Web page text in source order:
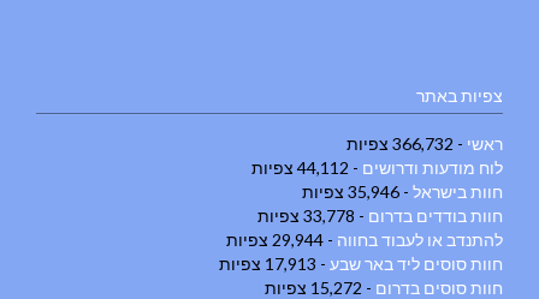
צפיות באתר
ראשי - 366,732 צפיות
לוח מודעות ודרושים - 44,112 צפיות
חוות בישראל - 35,946 צפיות
חוות בודדים בדרום - 33,778 צפיות
להתנדב או לעבוד בחווה - 29,944 צפיות
חוות סוסים ליד באר שבע - 17,913 צפיות
חוות סוסים בדרום - 15,272 צפיות